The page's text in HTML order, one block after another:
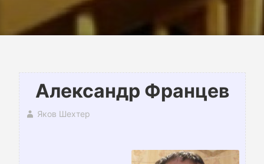
Александр Францев
Яков Шехтер